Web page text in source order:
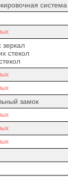
система
зеркал
стекол
замок